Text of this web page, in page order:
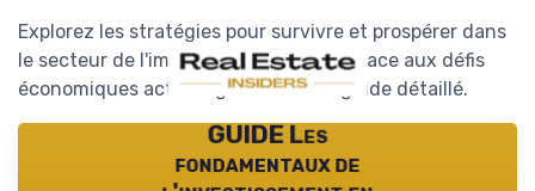
Explorez les stratégies pour survivre et prospérer dans
le secteur de l'immobilier d'entreprise face aux défis
économiques actuels grâce à notre guide détaillé.
GUIDE Les
fondamentaux de